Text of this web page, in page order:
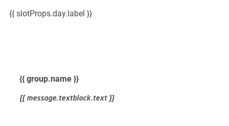
{{ slotProps.day.label }}
{{ group.name }}
{{ message.textblock.text }}